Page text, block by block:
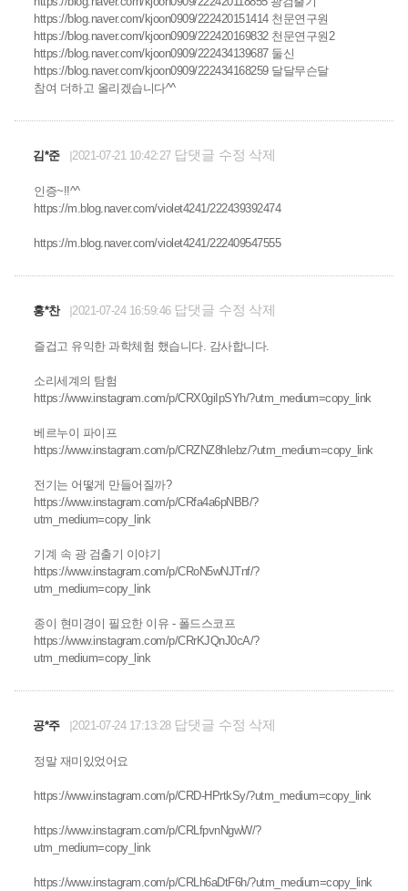
https://blog.naver.com/kjoon0909/222420151414 천문연구원
https://blog.naver.com/kjoon0909/222420169832 천문연구원2
https://blog.naver.com/kjoon0909/222434139687 둘신
https://blog.naver.com/kjoon0909/222434168259 달달무슨달
참여 더하고 올리겠습니다^^
김*준 2021-07-21 10:42:27 답댓글 수정 삭제
인증~!!^^
https://m.blog.naver.com/violet4241/222439392474
https://m.blog.naver.com/violet4241/222409547555
홍*찬 2021-07-24 16:59:46 답댓글 수정 삭제
즐겁고 유익한 과학체험 했습니다. 감사합니다.
소리세계의 탐험
https://www.instagram.com/p/CRX0giIpSYh/?utm_medium=copy_link
베르누이 파이프
https://www.instagram.com/p/CRZNZ8hIebz/?utm_medium=copy_link
전기는 어떻게 만들어질까?
https://www.instagram.com/p/CRfa4a6pNBB/?
utm_medium=copy_link
기계 속 광 검출기 이야기
https://www.instagram.com/p/CRoN5wNJTnf/?
utm_medium=copy_link
종이 현미경이 필요한 이유 - 폴드스코프
https://www.instagram.com/p/CRrKJQnJ0cA/?
utm_medium=copy_link
공*주 2021-07-24 17:13:28 답댓글 수정 삭제
정말 재미있었어요
https://www.instagram.com/p/CRD-HPrtkSy/?utm_medium=copy_link
https://www.instagram.com/p/CRLfpvnNgwW/?
utm_medium=copy_link
https://www.instagram.com/p/CRLh6aDtF6h/?utm_medium=copy_link